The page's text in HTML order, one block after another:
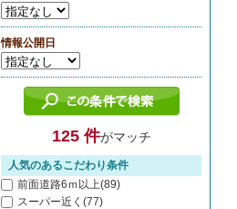
情報公開日
125 件がマッチ
人気のあるこだわり条件
前面道路6ｍ以上(89)
スーパー近く(77)